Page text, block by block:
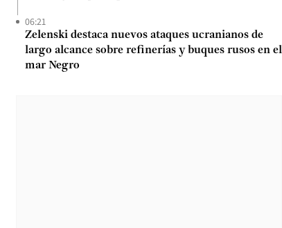
06:21
Zelenski destaca nuevos ataques ucranianos de
largo alcance sobre refinerías y buques rusos en el
mar Negro